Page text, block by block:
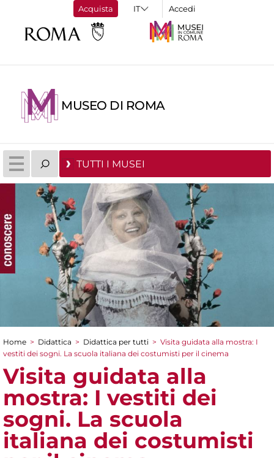
Acquista Accedi
MUSEO DI ROMA
TUTTI I MUSEI
Tu sei qui
Home > Didattica > Didattica per tutti > Visita guidata alla mostra: I
vestiti dei sogni. La scuola italiana dei costumisti per il cinema
Visita guidata alla
mostra: I vestiti dei
sogni. La scuola
italiana dei costumisti